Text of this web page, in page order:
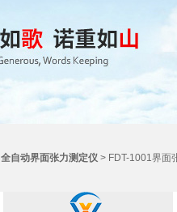
全自动界面张力测定仪 > FDT-1001界面